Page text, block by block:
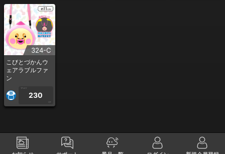
324-C
こびとづかんウ
ェアラブルファ
ン
1PLAY
230
CP